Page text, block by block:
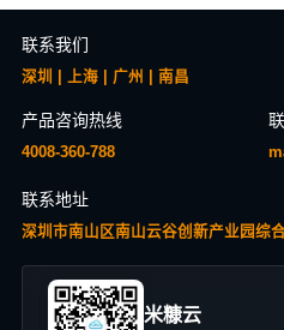
联系我们
深圳 | 上海 | 广州 | 南昌
产品咨询热线
4008-360-788
联系地址
深圳市南山区南山云谷创新产业园综
米糠云